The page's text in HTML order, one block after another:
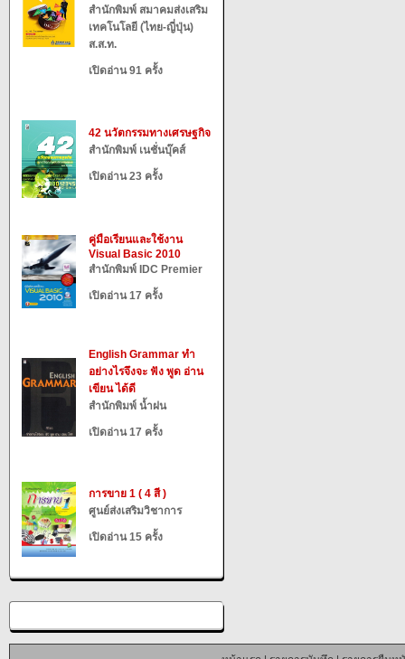
สำนักพิมพ์ สมาคมส่งเสริม
เทคโนโลยี (ไทย-ญี่ปุ่น)
ส.ส.ท.
เปิดอ่าน 91 ครั้ง
42 นวัตกรรมทางเศรษฐกิจ
สำนักพิมพ์ เนชั่นบุ๊คส์
เปิดอ่าน 23 ครั้ง
คู่มือเรียนและใช้งาน
Visual Basic 2010
สำนักพิมพ์ IDC Premier
เปิดอ่าน 17 ครั้ง
English Grammar ทำ
อย่างไรจึงจะ ฟัง พูด อ่าน
เขียน ได้ดี
สำนักพิมพ์ น้ำฝน
เปิดอ่าน 17 ครั้ง
การขาย 1 ( 4 สี )
ศูนย์ส่งเสริมวิชาการ
เปิดอ่าน 15 ครั้ง